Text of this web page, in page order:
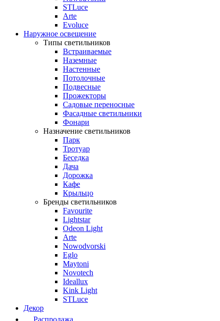
STLuce
Arte
Evoluce
Наружное освещение
Типы светильников
Встраиваемые
Наземные
Настенные
Потолочные
Подвесные
Прожекторы
Садовые переносные
Фасадные светильники
Фонари
Назначение светильников
Парк
Тротуар
Беседка
Дача
Дорожка
Кафе
Крыльцо
Бренды светильников
Favourite
Lightstar
Odeon Light
Arte
Nowodvorski
Eglo
Maytoni
Novotech
Ideallux
Kink Light
STLuce
Декор
Распродажа